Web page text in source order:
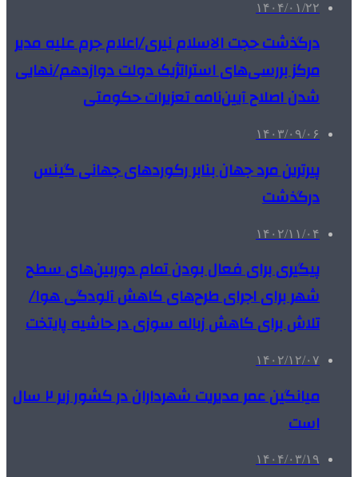
۱۴۰۴/۰۱/۲۲
درگذشت حجت الاسلام نیری/اعلام جرم علیه مدیر
مرکز بررسی‌های استراتژیک دولت دوازدهم/نهایی
شدن اصلاح آیین‌نامه تعزیرات حکومتی
۱۴۰۳/۰۹/۰۶
پیرترین مرد جهان بنابر رکوردهای جهانی گینس
درگذشت
۱۴۰۲/۱۱/۰۴
پیگیری برای فعال بودن تمام دوربین‌های سطح
شهر برای اجرای طرح‌های کاهش آلودگی هوا/
تلاش برای کاهش زباله سوزی در حاشیه پایتخت
۱۴۰۲/۱۲/۰۷
میانگین عمر مدیریت شهرداران در کشور زیر ۲ سال
است
۱۴۰۴/۰۳/۱۹